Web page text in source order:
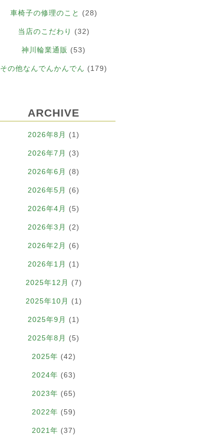
車椅子の修理のこと (28)
当店のこだわり (32)
神川輪業通販 (53)
その他なんでんかんでん (179)
ARCHIVE
2026年8月 (1)
2026年7月 (3)
2026年6月 (8)
2026年5月 (6)
2026年4月 (5)
2026年3月 (2)
2026年2月 (6)
2026年1月 (1)
2025年12月 (7)
2025年10月 (1)
2025年9月 (1)
2025年8月 (5)
2025年 (42)
2024年 (63)
2023年 (65)
2022年 (59)
2021年 (37)